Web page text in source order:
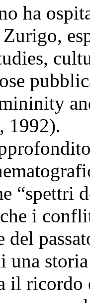
ha
1992).
“spettri
i
del
una
ricordo